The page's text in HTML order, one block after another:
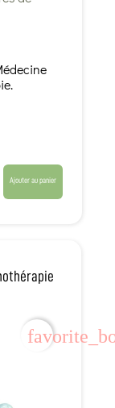
Ajouter au panier